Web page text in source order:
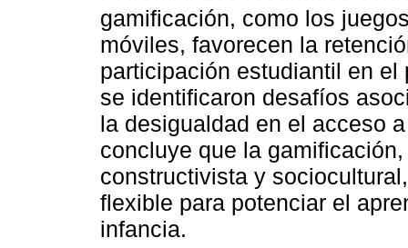
gamificación, como los
móviles, favorecen la
participación estudiantil en
se identificaron desafíos
la desigualdad en el acceso
concluye que la
constructivista y
flexible para potenciar el
infancia.